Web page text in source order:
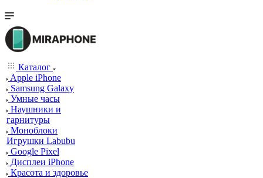
Каталог
Apple iPhone
Samsung Galaxy
Умные часы
Наушники и
гарнитуры
Моноблоки
Игрушки Labubu
Google Pixel
Дисплеи iPhone
Красота и здоровье